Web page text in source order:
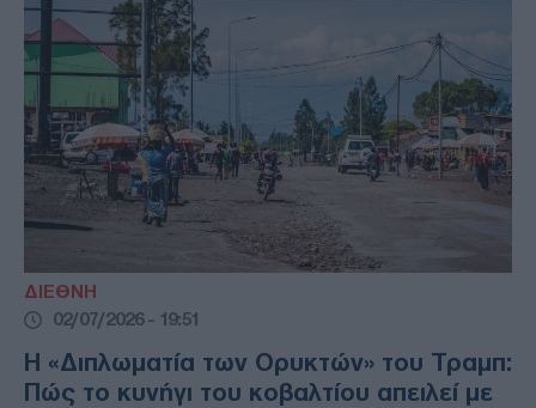
ΔΙΕΘΝΗ
02/07/2026 - 19:51
Η «Διπλωματία των Ορυκτών» του Τραμπ:
Πώς το κυνήγι του κοβαλτίου απειλεί με